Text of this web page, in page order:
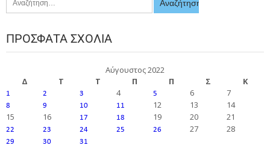
ΠΡΌΣΦΑΤΑ ΣΧΌΛΙΑ
Αύγουστος 2022
Δ
Τ Τ Π Π Σ Κ
1 2 3 4 5 6 7
8 9 10 11 12 13
14
15
16 17 18 19 20 21
22 23 24 25 26 27 28
29 30 31